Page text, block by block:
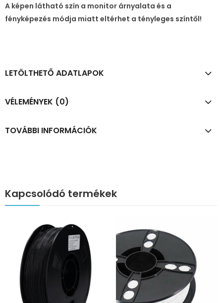
A képen látható szín a monitor árnyalata és a
fényképezés módja miatt eltérhet a tényleges színtől!
LETÖLTHETŐ ADATLAPOK
VÉLEMÉNYEK (0)
TOVÁBBI INFORMÁCIÓK
Kapcsolódó termékek